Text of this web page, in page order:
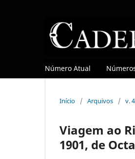
Número Atual
Início / Arquivos / v.
Viagem ao
1901, de